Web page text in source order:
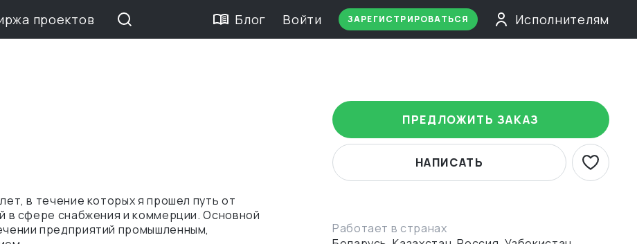
проектов Блог Войти ЗАРЕГИСТРИРОВАТЬСЯ Исполнителям
в течение которых я прошел путь от
в сфере снабжения и коммерции. Основной
предприятий промышленным,
ПРЕДЛОЖИТЬ ЗАКАЗ
НАПИСАТЬ
Работает в странах